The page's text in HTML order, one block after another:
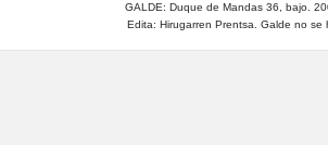
GALDE: Duque de Mandas 36, bajo.
Edita: Hirugarren Prentsa. Galde no